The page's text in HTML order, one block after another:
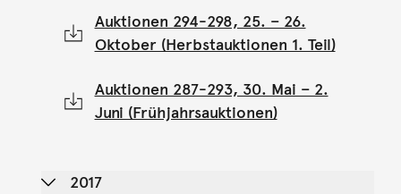
Auktionen 294-298, 25. – 26.
Oktober (Herbstauktionen 1. Teil)
Auktionen 287-293, 30. Mai – 2.
Juni (Frühjahrsauktionen)
2017